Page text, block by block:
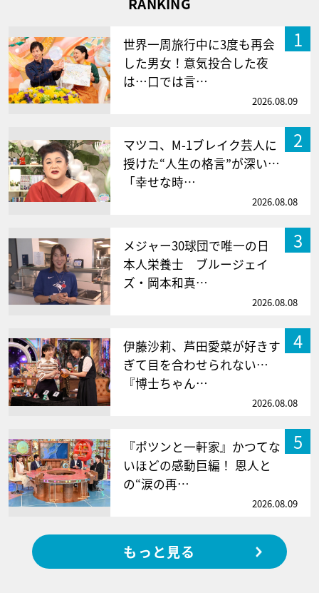
1
世界一周旅行中に3度も再会
した男女！意気投合した夜
は…口では言…
2026.08.09
2
マツコ、M-1ブレイク芸人に
授けた“人生の格言”が深い…
「幸せな時…
2026.08.08
3
メジャー30球団で唯一の日
本人栄養士 ブルージェイ
ズ・岡本和真…
2026.08.08
4
伊藤沙莉、芦田愛菜が好きす
ぎて目を合わせられない…
『博士ちゃん…
2026.08.08
5
『ポツンと一軒家』かつてな
いほどの感動巨編！ 恩人と
の“涙の再…
2026.08.09
もっと見る